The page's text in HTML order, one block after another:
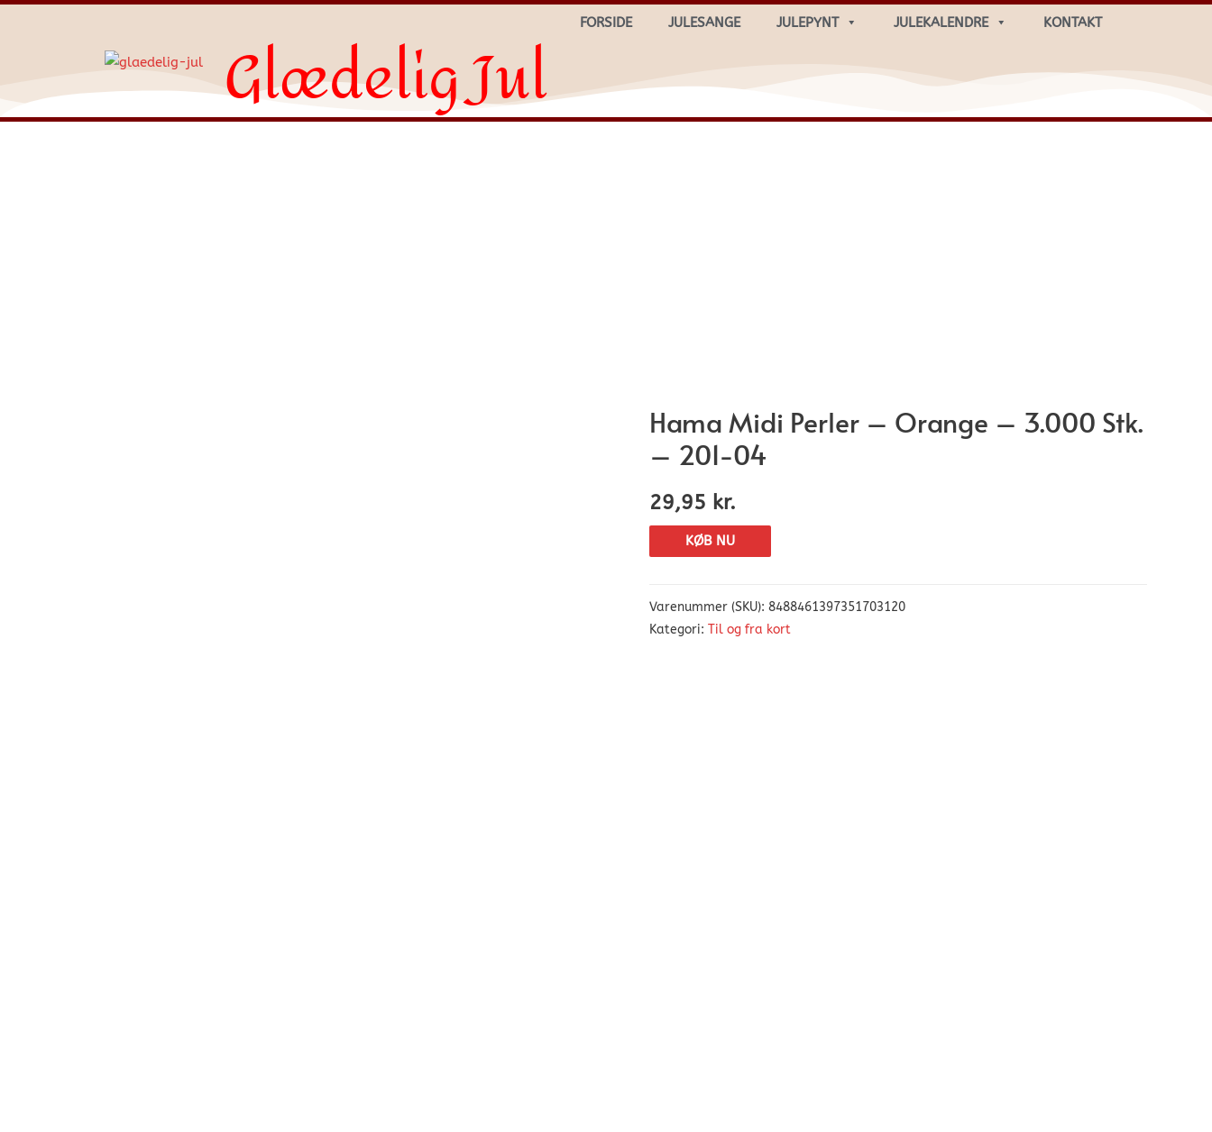
FORSIDE JULESANGE JULEPYNT JULEKALENDRE KONTAKT
Glædelig Jul
Hama Midi Perler – Orange – 3.000 Stk.
– 201-04
29,95 kr.
KØB NU
Varenummer (SKU): 8488461397351703120
Kategori: Til og fra kort